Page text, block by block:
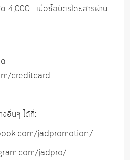
4,000.- เมื่อซื้อบัตรโดยสารผ่าน
creditcard
อื่นๆ ได้ที่:
jadpromotion/
jadpro/